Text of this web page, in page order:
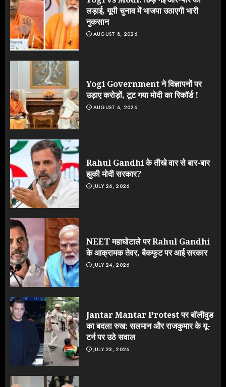
लड़ाई, यूपी चुनाव में भाजपा उठाएगी भारी
नुकसान
AUGUST 8, 2026
Yogi Government ने विज्ञापनों पर
उड़ाए करोड़ों, टूट गया मोदी का रिकॉर्ड !
AUGUST 6, 2026
Rahul Gandhi के तीखे वार से बार-बार
झुकी मोदी सरकार?
JULY 26, 2026
NEET महाघोटाले पर Rahul Gandhi
के आक्रामक तेवर, बैकफुट पर आई सरकार
JULY 24, 2026
Jantar Mantar Protest पर बॉलीवुड
का बदला रुख: सलमान और राजकुमार के यू-
टर्न पर उठे सवाल
JULY 23, 2026